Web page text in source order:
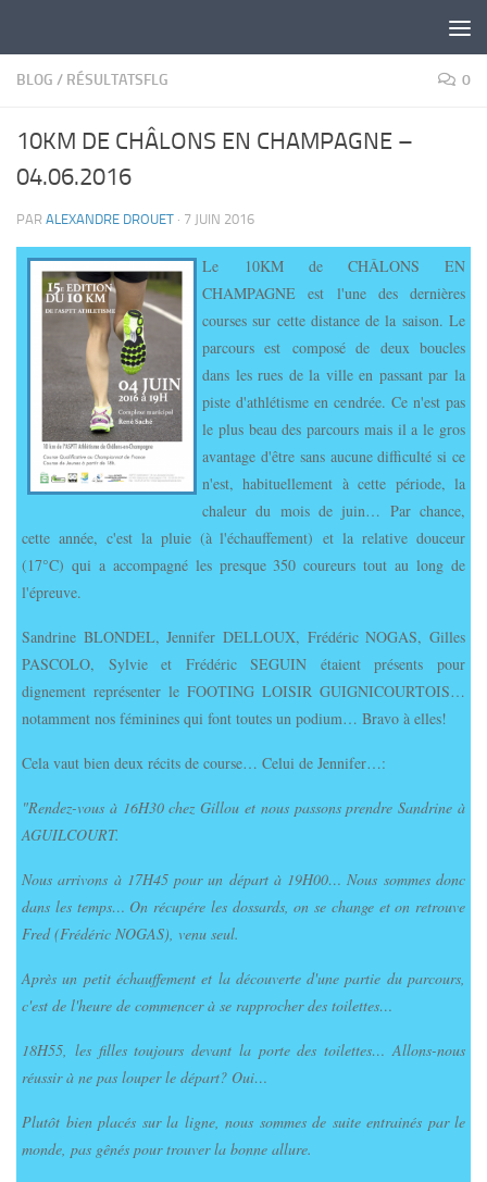
BLOG / RÉSULTATSFLG 0
10KM DE CHÂLONS EN CHAMPAGNE –
04.06.2016
PAR ALEXANDRE DROUET · 7 JUIN 2016
Le 10KM de CHÂLONS EN
CHAMPAGNE est l'une des dernières
courses sur cette distance de la saison. Le
parcours est composé de deux boucles
dans les rues de la ville en passant par la
piste d'athlétisme en cendrée. Ce n'est pas
le plus beau des parcours mais il a le gros
avantage d'être sans aucune difficulté si ce
n'est, habituellement à cette période, la
chaleur du mois de juin… Par chance,
cette année, c'est la pluie (à l'échauffement) et la relative douceur
(17°C) qui a accompagné les presque 350 coureurs tout au long de
l'épreuve.
Sandrine BLONDEL, Jennifer DELLOUX, Frédéric NOGAS, Gilles
PASCOLO, Sylvie et Frédéric SEGUIN étaient présents pour
dignement représenter le FOOTING LOISIR GUIGNICOURTOIS…
notamment nos féminines qui font toutes un podium… Bravo à elles!
Cela vaut bien deux récits de course… Celui de Jennifer…:
"Rendez-vous à 16H30 chez Gillou et nous passons prendre Sandrine à
AGUILCOURT.
Nous arrivons à 17H45 pour un départ à 19H00… Nous sommes donc
dans les temps… On récupére les dossards, on se change et on retrouve
Fred (Frédéric NOGAS), venu seul.
Après un petit échauffement et la découverte d'une partie du parcours,
c'est de l'heure de commencer à se rapprocher des toilettes…
18H55, les filles toujours devant la porte des toilettes… Allons-nous
réussir à ne pas louper le départ? Oui…
Plutôt bien placés sur la ligne, nous sommes de suite entrainés par le
monde, pas gênés pour trouver la bonne allure.